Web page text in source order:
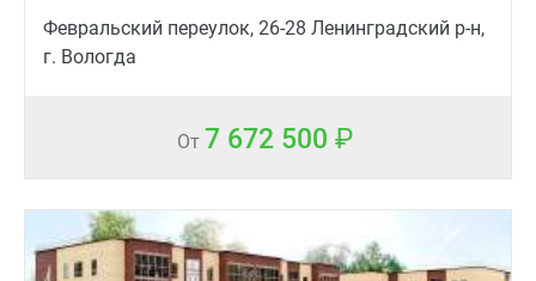
Февральский переулок, 26-28 Ленинградский р-н,
г. Вологда
От 7 672 500